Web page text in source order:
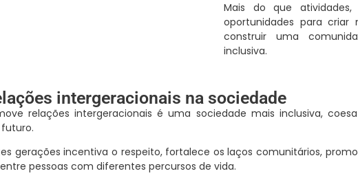
Mais do que
oportunidades para criar
construir uma
inclusiva.
intergeracionais na sociedade
relações intergeracionais é uma sociedade mais inclusiva,
gerações incentiva o respeito, fortalece os laços comunitários,
pessoas com diferentes percursos de vida.